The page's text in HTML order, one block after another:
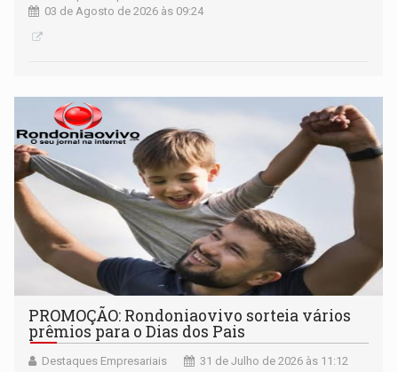
03 de Agosto de 2026 às 09:24
PROMOÇÃO: Rondoniaovivo sorteia vários
prêmios para o Dias dos Pais
Destaques Empresariais 31 de Julho de 2026 às 11:12